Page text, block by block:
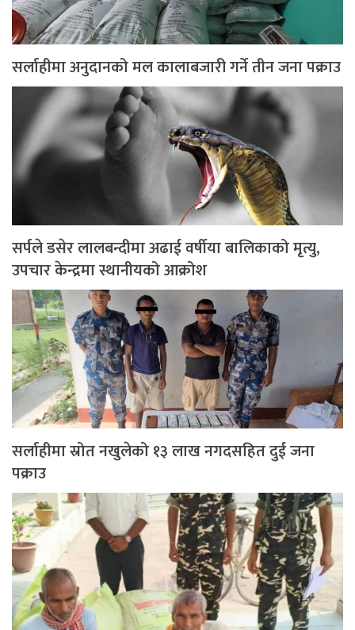
सर्लाहीमा अनुदानको मल कालाबजारी गर्ने तीन जना पक्राउ
सर्पले डसेर लालबन्दीमा अढाई वर्षीया बालिकाको मृत्यु,
उपचार केन्द्रमा स्थानीयको आक्रोश
सर्लाहीमा स्रोत नखुलेको १३ लाख नगदसहित दुई जना
पक्राउ